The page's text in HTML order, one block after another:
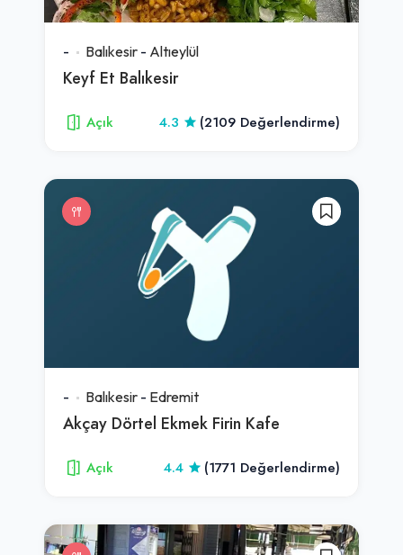
- Balıkesir - Altıeylül
Keyf Et Balıkesir
Açık 4.3 (2109 Değerlendirme)
- Balıkesir - Edremit
Akçay Dörtel Ekmek Firin Kafe
Açık 4.4 (1771 Değerlendirme)